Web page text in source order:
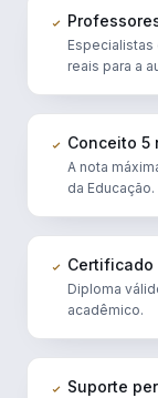
Especialistas
reais para a
Conceito 5
A nota
da Educação.
Certificado
Diploma
acadêmico.
Suporte